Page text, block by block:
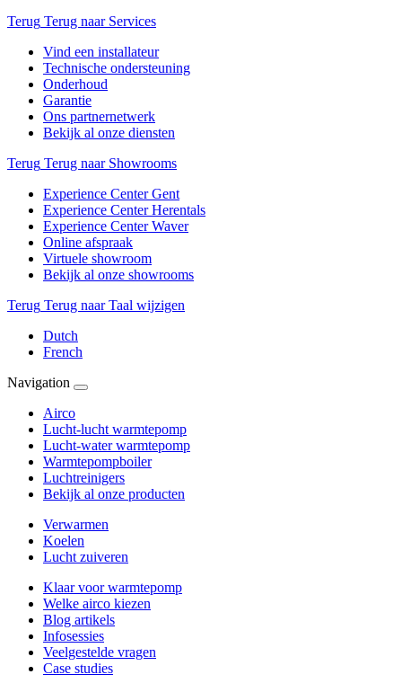
Terug Terug naar Services
Vind een installateur
Technische ondersteuning
Onderhoud
Garantie
Ons partnernetwerk
Bekijk al onze diensten
Terug Terug naar Showrooms
Experience Center Gent
Experience Center Herentals
Experience Center Waver
Online afspraak
Virtuele showroom
Bekijk al onze showrooms
Terug Terug naar Taal wijzigen
Dutch
French
Navigation
Airco
Lucht-lucht warmtepomp
Lucht-water warmtepomp
Warmtepompboiler
Luchtreinigers
Bekijk al onze producten
Verwarmen
Koelen
Lucht zuiveren
Klaar voor warmtepomp
Welke airco kiezen
Blog artikels
Infosessies
Veelgestelde vragen
Case studies